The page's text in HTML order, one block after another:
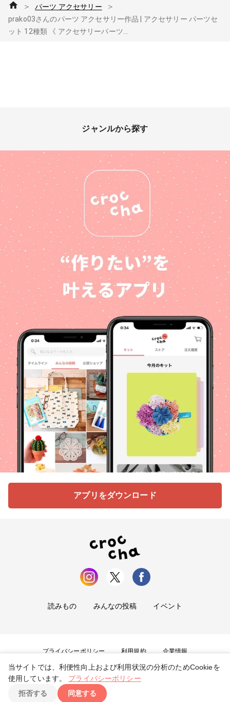
＞ パーツ アクセサリー ＞
prako03さんのパーツ アクセサリー作品 | アクセサリー パーツセ
ット 12種類 《 アクセサリーパーツ...
ジャンルから探す
アプリをダウンロード
読みもの みんなの投稿 イベント
プライバシーポリシー 利用規約 企業情報
お問い合わせ
Copyright ©2026tryangle Co., Ltd. All Rights Reserved.
当サイトでは、利便性向上および利用状況の分析のためCookieを
使用しています。
プライバシーポリシー
拒否する
同意する